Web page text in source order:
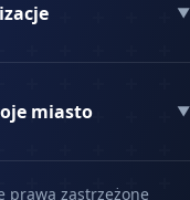
▼
miasto ▼
prawa zastrzeżone